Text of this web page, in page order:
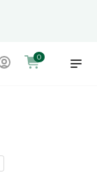
0